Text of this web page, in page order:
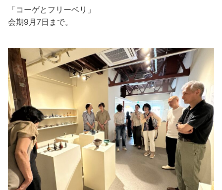
「コーゲとフリーベリ」
会期9月7日まで。